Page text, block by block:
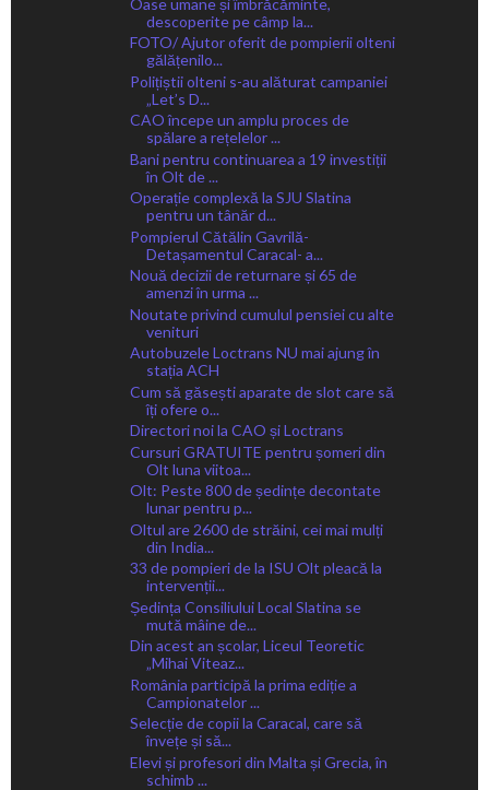
descoperite pe câmp la...
FOTO/ Ajutor oferit de pompierii olteni
gălățenilo...
Polițiștii olteni s-au alăturat campaniei
„Let’s D...
CAO începe un amplu proces de
spălare a rețelelor ...
Bani pentru continuarea a 19 investiții
în Olt de ...
Operație complexă la SJU Slatina
pentru un tânăr d...
Pompierul Cătălin Gavrilă-
Detașamentul Caracal- a...
Nouă decizii de returnare și 65 de
amenzi în urma ...
Noutate privind cumulul pensiei cu alte
venituri
Autobuzele Loctrans NU mai ajung în
stația ACH
Cum să găsești aparate de slot care să
îți ofere o...
Directori noi la CAO și Loctrans
Cursuri GRATUITE pentru șomeri din
Olt luna viitoa...
Olt: Peste 800 de ședințe decontate
lunar pentru p...
Oltul are 2600 de străini, cei mai mulți
din India...
33 de pompieri de la ISU Olt pleacă la
intervenții...
Ședința Consiliului Local Slatina se
mută mâine de...
Din acest an școlar, Liceul Teoretic
„Mihai Viteaz...
România participă la prima ediție a
Campionatelor ...
Selecție de copii la Caracal, care să
învețe și să...
Elevi și profesori din Malta și Grecia, în
schimb ...